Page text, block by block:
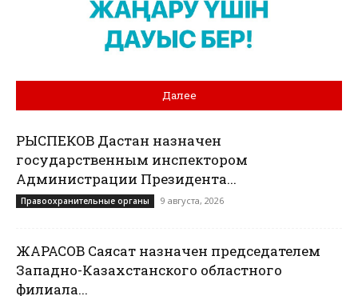
Далее
РЫСПЕКОВ Дастан назначен
государственным инспектором
Администрации Президента...
Правоохранительные органы 9 августа, 2026
ЖАРАСОВ Саясат назначен председателем
Западно-Казахстанского областного
филиала...